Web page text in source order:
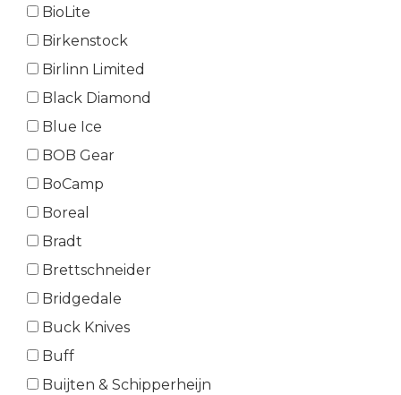
BioLite
Birkenstock
Birlinn Limited
Black Diamond
Blue Ice
BOB Gear
BoCamp
Boreal
Bradt
Brettschneider
Bridgedale
Buck Knives
Buff
Buijten & Schipperheijn